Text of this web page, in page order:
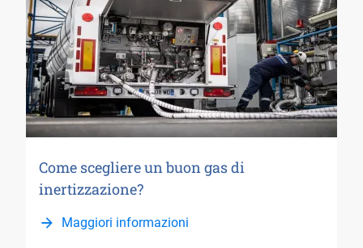
Come scegliere un buon gas di
inertizzazione?
Maggiori informazioni